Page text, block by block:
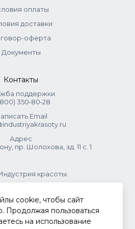
оплаты
доставки
оферта
Документы
Контакты
поддержки
350‑80‑28
Email
Адрес
пр. Шолохова, зд. 11 с. 1
красоты.
.
cookie, чтобы сайт
Продолжая пользоваться
на использование